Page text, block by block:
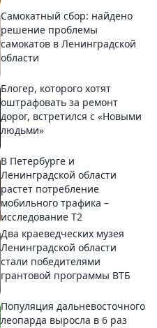
Самокатный сбор: найдено
решение проблемы
самокатов в Ленинградской
области
Блогер, которого хотят
оштрафовать за ремонт
дорог, встретился с «Новыми
людьми»
В Петербурге и
Ленинградской области
растет потребление
мобильного трафика –
исследование T2
Два краеведческих музея
Ленинградской области
стали победителями
грантовой программы ВТБ
Популяция дальневосточного
леопарда выросла в 6 раз